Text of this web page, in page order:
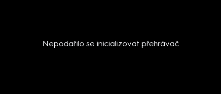
Nepodařilo se inicializovat přehrávač